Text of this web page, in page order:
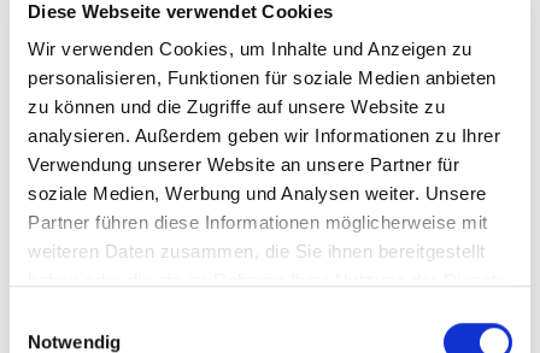
Diese Webseite verwendet Cookies
Wir verwenden Cookies, um Inhalte und Anzeigen zu
personalisieren, Funktionen für soziale Medien anbieten
zu können und die Zugriffe auf unsere Website zu
analysieren. Außerdem geben wir Informationen zu Ihrer
Verwendung unserer Website an unsere Partner für
soziale Medien, Werbung und Analysen weiter. Unsere
Partner führen diese Informationen möglicherweise mit
weiteren Daten zusammen, die Sie ihnen bereitgestellt
Notwendig
Finanzierungen
Es ist mehr als ein Kaufpreis zu beachten